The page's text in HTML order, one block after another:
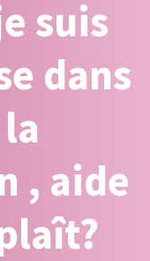
suis
dans
, aide